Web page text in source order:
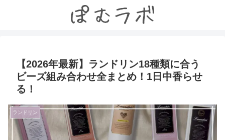
【2026年最新】ランドリン18種類に合う
ビーズ組み合わせ全まとめ！1日中香らせ
る！
ランドリン